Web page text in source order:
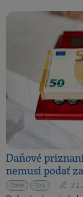
Daňové
nemusí podať
Dane Tipy